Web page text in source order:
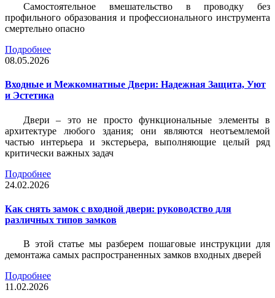
Самостоятельное вмешательство в проводку без
профильного образования и профессионального инструмента
смертельно опасно
Подробнее
08.05.2026
Входные и Межкомнатные Двери: Надежная Защита, Уют
и Эстетика
Двери – это не просто функциональные элементы в
архитектуре любого здания; они являются неотъемлемой
частью интерьера и экстерьера, выполняющие целый ряд
критически важных задач
Подробнее
24.02.2026
Как снять замок с входной двери: руководство для
различных типов замков
В этой статье мы разберем пошаговые инструкции для
демонтажа самых распространенных замков входных дверей
Подробнее
11.02.2026